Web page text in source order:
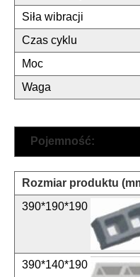
Siła wibracji
Czas cyklu
Moc
Waga
Pojemność:
Rozmiar produktu
390*190*190
390*140*190